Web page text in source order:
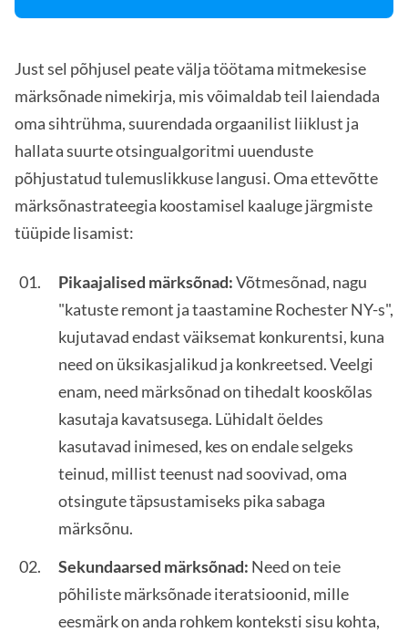
Just sel põhjusel peate välja töötama mitmekesise
märksõnade nimekirja, mis võimaldab teil laiendada
oma sihtrühma, suurendada orgaanilist liiklust ja
hallata suurte otsingualgoritmi uuenduste
põhjustatud tulemuslikkuse langusi. Oma ettevõtte
märksõnastrateegia koostamisel kaaluge järgmiste
tüüpide lisamist:
Pikaajalised märksõnad:Võtmesõnad, nagu
"katuste remont ja taastamine Rochester NY-s",
kujutavad endast väiksemat konkurentsi, kuna
need on üksikasjalikud ja konkreetsed. Veelgi
enam, need märksõnad on tihedalt kooskõlas
kasutaja kavatsusega. Lühidalt öeldes
kasutavad inimesed, kes on endale selgeks
teinud, millist teenust nad soovivad, oma
otsingute täpsustamiseks pika sabaga
märksõnu.
Sekundaarsed märksõnad: Need on teie
põhiliste märksõnade iteratsioonid, mille
eesmärk on anda rohkem konteksti sisu kohta,